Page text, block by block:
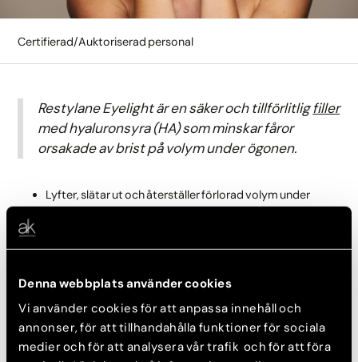
Denna webbplats använder cookies
Vi använder cookies för att anpassa innehåll och
annonser, för att tillhandahålla funktioner för sociala
medier och för att analysera vår trafik och för att föra
Certifierad/Auktoriserad personal
Restylane Eyelight är en säker och tillförlitligfiller
med hyaluronsyra (HA) som minskar fåror
orsakade av brist på̊ volym under ögonen.
Lyfter, slätar ut och återställer förlorad volym under
ögonen
Restylanes NASHA®-gelteknik har använts av behandlare i
över 25 år och fungerar optimalt för behandling av det känsliga
området under ögonen. Behandlingen tar bara några minuter
och ger ett naturligt, långvarigt resultat. Snabbverkande
lokalbedövning med lidokain gör behandlingen smidig och